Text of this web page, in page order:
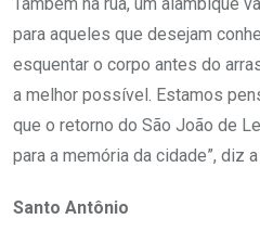
para aqueles que desejam
esquentar o corpo antes do
a melhor possível. Estamos
que o retorno do São João de
para a memória da cidade”, diz
Santo Antônio